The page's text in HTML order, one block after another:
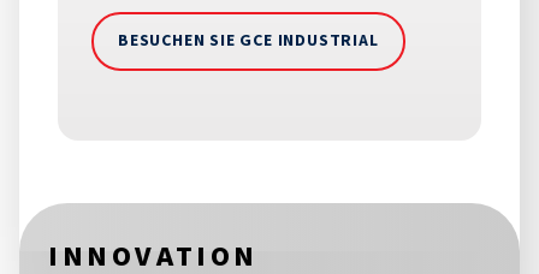
BESUCHEN SIE GCE INDUSTRIAL
INNOVATION